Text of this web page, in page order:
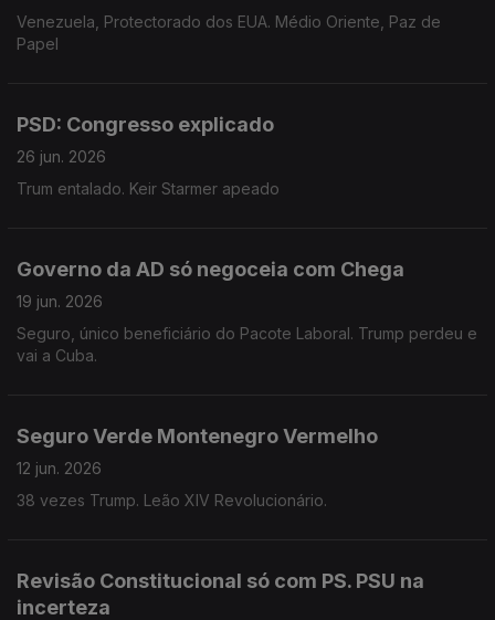
Venezuela, Protectorado dos EUA. Médio Oriente, Paz de
Papel
PSD: Congresso explicado
26 jun. 2026
Trum entalado. Keir Starmer apeado
Governo da AD só negoceia com Chega
19 jun. 2026
Seguro, único beneficiário do Pacote Laboral. Trump perdeu e
vai a Cuba.
Seguro Verde Montenegro Vermelho
12 jun. 2026
38 vezes Trump. Leão XIV Revolucionário.
Revisão Constitucional só com PS. PSU na
incerteza